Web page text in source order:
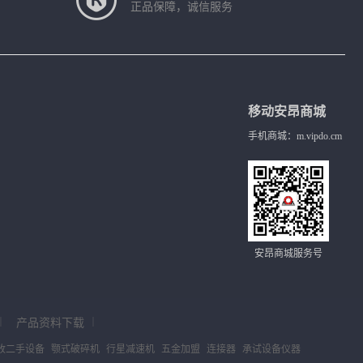
正品保障，诚信服务
移动安昂商城
手机商城：m.vipdo.cm
安昂商城服务号
产品资料下载
二手设备 颚式破碎机 行星减速机 五金加盟 连接器 承试设备仪器